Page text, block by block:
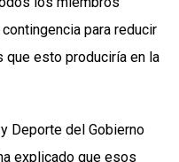
para reducir
esto produciría en la
Deporte del Gobierno
explicado que esos